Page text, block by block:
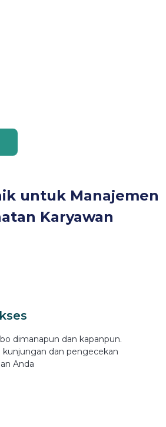
untuk Manajemen
Karyawan
dimanapun dan kapanpun.
kunjungan dan pengecekan
Anda